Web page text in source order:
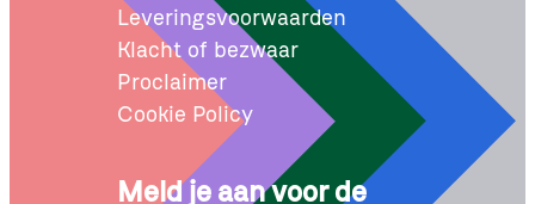
Leveringsvoorwaarden
Klacht of bezwaar
Proclaimer
Cookie Policy
Meld je aan voor de